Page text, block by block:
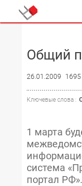
Общий
26.01.2009 1695
Ключевые слова :
1 марта
система
портал РФ».